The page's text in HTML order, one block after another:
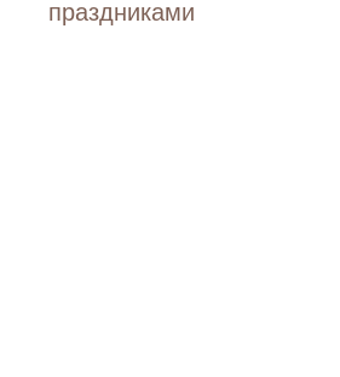
праздниками